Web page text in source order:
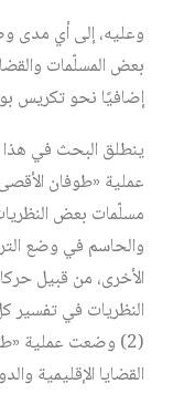
وعليه، إلى أي مدى
بعض المسلّمات
إضافيًا نحو تكريس
عملية «طوفان
مسلّمات بعض
والحاسم في وضع
الأخرى، من قبيل
النظريات في تفسير
(2) وضعت عملية
القضايا الإقليمية